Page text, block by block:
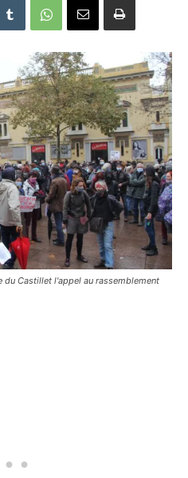
du Castillet l'appel au rassemblement